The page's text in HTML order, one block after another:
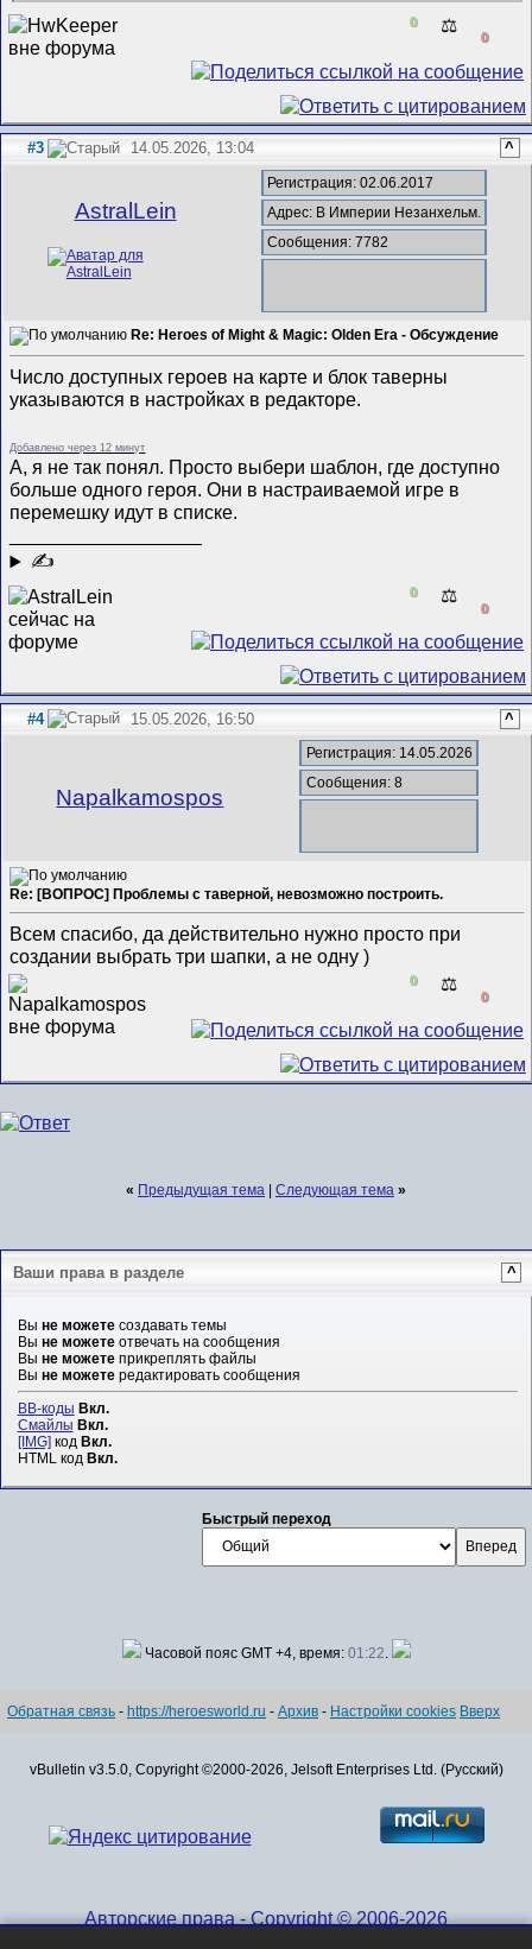
0 ⚖️
0
#3 14.05.2026, 13:04 ^
AstralLein
Регистрация: 02.06.2017
Адрес: В Империи Незанхельм.
Сообщения: 7782
Re: Heroes of Might & Magic: Olden Era - Обсуждение
Число доступных героев на карте и блок таверны
указываются в настройках в редакторе.
Добавлено через 12 минут
А, я не так понял. Просто выбери шаблон, где доступно
больше одного героя. Они в настраиваемой игре в
перемешку идут в списке.
✍
0 ⚖️
0
#4 15.05.2026, 16:50 ^
Napalkamospos
Регистрация: 14.05.2026
Сообщения: 8
Re: [ВОПРОС] Проблемы с таверной, невозможно построить.
Всем спасибо, да действительно нужно просто при
создании выбрать три шапки, а не одну )
0 ⚖️
0
« Предыдущая тема Следующая тема »
Ваши права в разделе ^
Вы не можетесоздавать темы
Вы не можетеотвечать на сообщения
Вы не можетеприкреплять файлы
Вы не можетередактировать сообщения
BB-коды Вкл.
Смайлы Вкл.
[IMG]код Вкл.
HTML код Вкл.
Быстрый переход
Часовой пояс GMT +4, время: 01:22.
Обратная связь - https://heroesworld.ru - Архив - Настройки cookies Вверх
vBulletin v3.5.0, Copyright ©2000-2026, Jelsoft Enterprises Ltd. (Русский)
Авторские права - Copyright © 2006-2026